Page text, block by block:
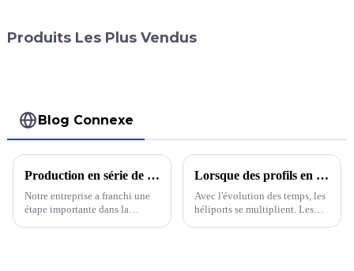
Produits Les Plus Vendus
Blog Connexe
Production en série de charnières à engrenage continu
Notre entreprise a franchi une
étape importante dans la
Lorsque des profils en aluminium sont combinés, pensez-vous qu'il s'agit d'un filet de sécurité pour périmètre d'héliport ?
Avec l'évolution des temps, les
héliports se multiplient. Les